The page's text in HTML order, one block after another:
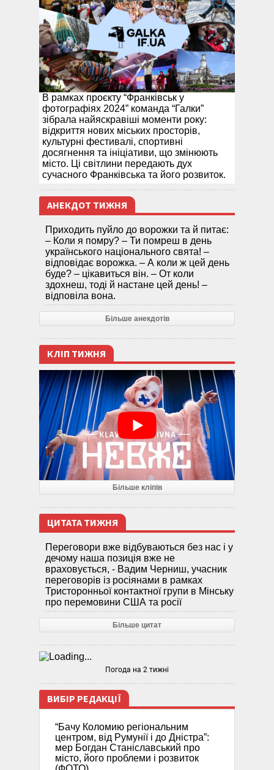
В рамках проєкту “Франківськ у
фотографіях 2024” команда “Галки”
зібрала найяскравіші моменти року:
відкриття нових міських просторів,
культурні фестивалі, спортивні
досягнення та ініціативи, що змінюють
місто. Ці світлини передають дух
сучасного Франківська та його розвиток.
АНЕКДОТ ТИЖНЯ
Приходить пуйло до ворожки та й питає:
– Коли я помру? – Ти помреш в день
українського національного свята! –
відповідає ворожка. – А коли ж цей день
буде? – цікавиться він. – От коли
здохнеш, тоді й настане цей день! –
відповіла вона.
Більше анекдотів
КЛІП ТИЖНЯ
Більше кліпів
ЦИТАТА ТИЖНЯ
Переговори вже відбуваються без нас і у
дечому наша позиція вже не
враховується, - Вадим Черниш, учасник
переговорів із росіянами в рамках
Тристоронньої контактної групи в Мінську
про перемовини США та росії
Більше цитат
Погода на 2 тижні
ВИБІР РЕДАКЦІЇ
“Бачу Коломию регіональним
центром, від Румунії і до Дністра”:
мер Богдан Станіславський про
місто, його проблеми і розвиток